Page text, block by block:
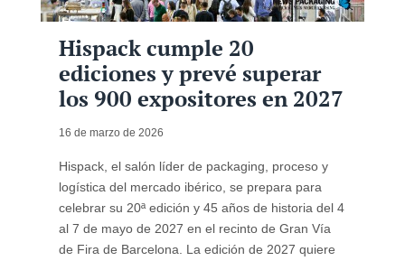
Hispack cumple 20
ediciones y prevé superar
los 900 expositores en 2027
16 de marzo de 2026
Hispack, el salón líder de packaging, proceso y
logística del mercado ibérico, se prepara para
celebrar su 20ª edición y 45 años de historia del 4
al 7 de mayo de 2027 en el recinto de Gran Vía
de Fira de Barcelona. La edición de 2027 quiere